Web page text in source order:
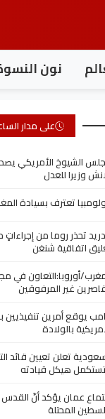
نون
على مدار
الشيوخ الأمريكي
وزيرا للعدل
تعترف بسيادة
تحذر روما من
اتفاقية شنغن
أوروبا:التعاون في
غير المرفوقين
يوقع أمرين
بالولادة
تعلن تعيين قائد
هيكل قيادته
عمان يؤكد أنّ
المحتلة